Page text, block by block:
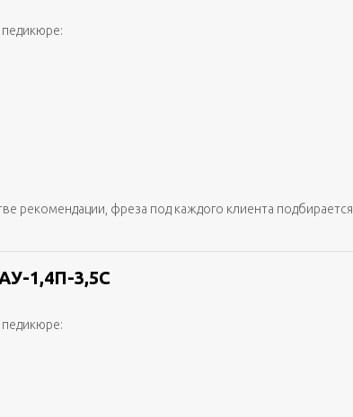
рекомендации, фреза под каждого клиента подбирается
1,4П-3,5С